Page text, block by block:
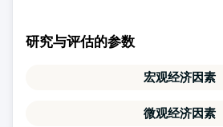
研究与评估的参数
宏观经济因素
微观经济因素